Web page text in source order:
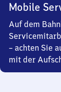
Mobile
Auf dem
– achten Sie
mit der